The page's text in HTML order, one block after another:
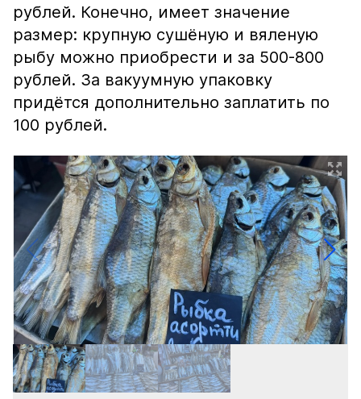
рублей. Конечно, имеет значение
размер: крупную сушёную и вяленую
рыбу можно приобрести и за 500-800
рублей. За вакуумную упаковку
придётся дополнительно заплатить по
100 рублей.